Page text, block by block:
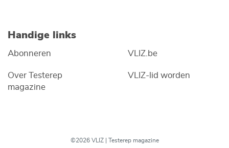
Handige links
Abonneren
Over Testerep
magazine
VLIZ.be
VLIZ-lid worden
©2026 VLIZ | Testerep magazine